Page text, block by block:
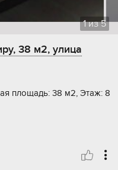
1из5
38 м2, улица
площадь: 38 м2, Этаж: 8